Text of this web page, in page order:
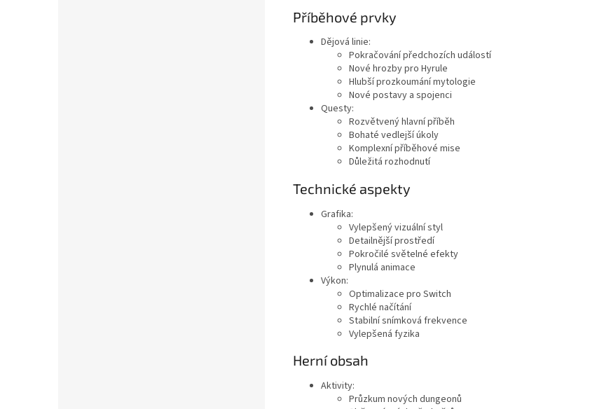
Příběhové prvky
Dějová linie:
Pokračování předchozích událostí
Nové hrozby pro Hyrule
Hlubší prozkoumání mytologie
Nové postavy a spojenci
Questy:
Rozvětvený hlavní příběh
Bohaté vedlejší úkoly
Komplexní příběhové mise
Důležitá rozhodnutí
Technické aspekty
Grafika:
Vylepšený vizuální styl
Detailnější prostředí
Pokročilé světelné efekty
Plynulá animace
Výkon:
Optimalizace pro Switch
Rychlé načítání
Stabilní snímková frekvence
Vylepšená fyzika
Herní obsah
Aktivity:
Průzkum nových dungeonů